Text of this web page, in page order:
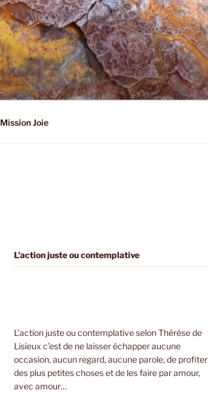
Mission Joie
L’action juste ou contemplative
L’action juste ou contemplative selon Thérèse de
Lisieux c’est de ne laisser échapper aucune
occasion, aucun regard, aucune parole, de profiter
des plus petites choses et de les faire par amour,
avec amour…